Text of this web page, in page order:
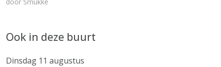
Ook in deze buurt
Dinsdag 11 augustus